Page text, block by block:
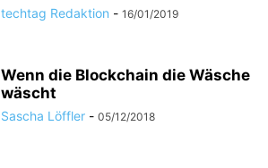
techtag Redaktion - 16/01/2019
Wenn die Blockchain die Wäsche
wäscht
Sascha Löffler - 05/12/2018